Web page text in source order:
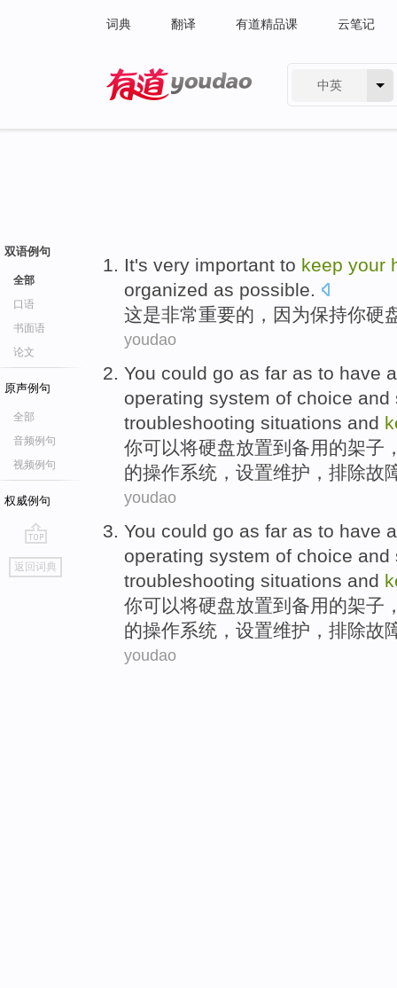
词典 翻译 有道精品课 云笔记
中英
双语例句
全部
口语
书面语
论文
原声例句
全部
音频例句
视频例句
权威例句
go
top
返回词典
It's very important to keep your
organized as possible.
这是非常重要的， 因为保持你硬
youdao
You could go as far as to have a
operating system of choice and
troubleshooting situations and
你可以将硬盘放置到 备用的架子
的操作系统 ， 设置维护 ， 排除故
youdao
You could go as far as to have a
operating system of choice and
troubleshooting situations and
你可以将硬盘放置到 备用的架子
的操作系统 ， 设置维护 ， 排除故
youdao